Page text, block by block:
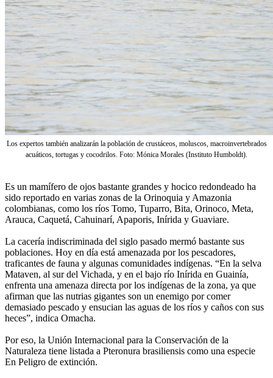
Los expertos también analizarán la población de crustáceos, moluscos, macroinvertebrados
acuáticos, tortugas y cocodrilos. Foto: Mónica Morales (Instituto Humboldt).
Es un mamífero de ojos bastante grandes y hocico redondeado ha
sido reportado en varias zonas de la Orinoquia y Amazonia
colombianas, como los ríos Tomo, Tuparro, Bita, Orinoco, Meta,
Arauca, Caquetá, Cahuinarí, Apaporis, Inírida y Guaviare.
La cacería indiscriminada del siglo pasado mermó bastante sus
poblaciones. Hoy en día está amenazada por los pescadores,
traficantes de fauna y algunas comunidades indígenas. “En la selva
Mataven, al sur del Vichada, y en el bajo río Inírida en Guainía,
enfrenta una amenaza directa por los indígenas de la zona, ya que
afirman que las nutrias gigantes son un enemigo por comer
demasiado pescado y ensucian las aguas de los ríos y caños con sus
heces”, indica Omacha.
Por eso, la Unión Internacional para la Conservación de la
Naturaleza tiene listada a Pteronura brasiliensis como una especie
En Peligro de extinción.